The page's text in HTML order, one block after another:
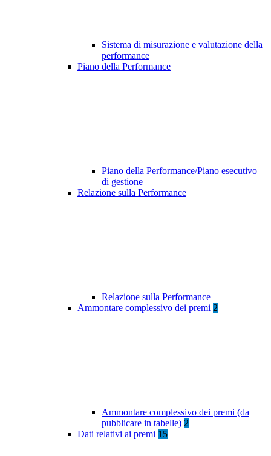
Sistema di misurazione e valutazione della
performance
Piano della Performance
Piano della Performance/Piano esecutivo
di gestione
Relazione sulla Performance
Relazione sulla Performance
Ammontare complessivo dei premi 2
Ammontare complessivo dei premi (da
pubblicare in tabelle) 2
Dati relativi ai premi 15